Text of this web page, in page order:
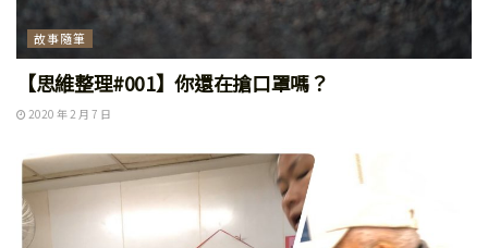
故事隨筆
【思維整理#001】你還在搶口罩嗎？
2020 年 2 月 7 日